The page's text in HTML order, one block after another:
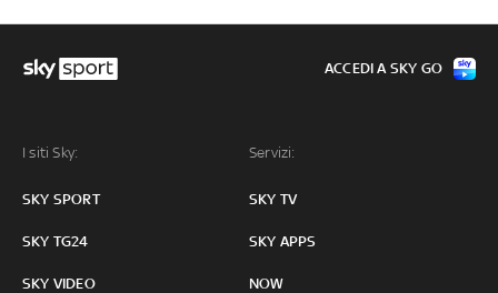
I siti Sky:
SKY SPORT
SKY TG24
SKY VIDEO
Servizi:
SKY TV
SKY APPS
NOW
ACCEDI A SKY GO